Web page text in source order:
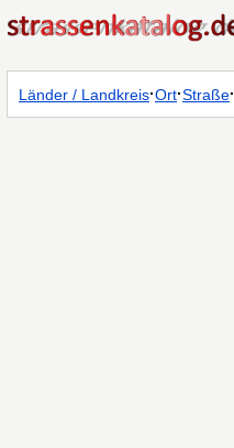
Länder / Landkreis·Ort·Straße·